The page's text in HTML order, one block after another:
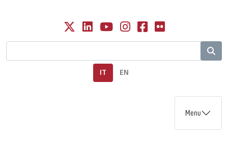
IT EN
Menu